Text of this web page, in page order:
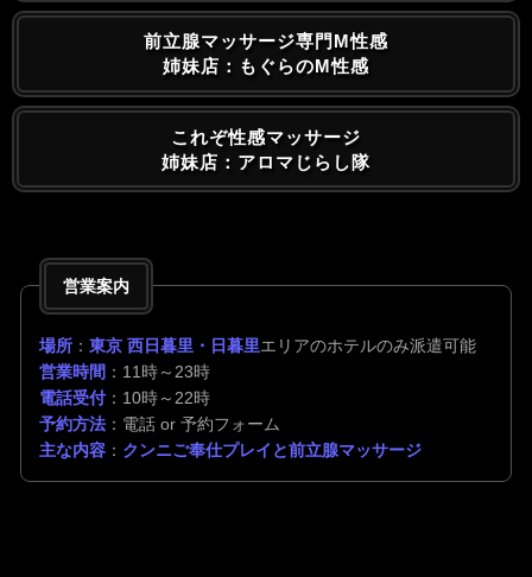
前立腺マッサージ専門M性感
姉妹店：もぐらのM性感
これぞ性感マッサージ
姉妹店：アロマじらし隊
営業案内
場所 ： 東京 西日暮里・日暮里エリアのホテルのみ派遣可能
営業時間 ：11時～23時
電話受付：10時～22時
予約方法 ：電話 or 予約フォーム
主な内容 ： クンニご奉仕プレイと前立腺マッサージ